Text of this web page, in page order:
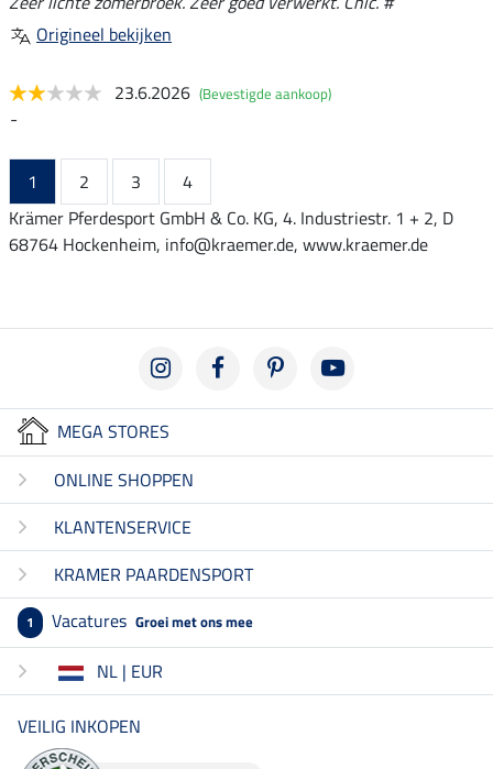
Origineel bekijken
23.6.2026 (Bevestigde aankoop)
-
1 2 3
4
Krämer Pferdesport GmbH & Co. KG, 4. Industriestr. 1 + 2, D
68764 Hockenheim, info@kraemer.de, www.kraemer.de
MEGA STORES
ONLINE SHOPPEN
KLANTENSERVICE
KRAMER PAARDENSPORT
1 Vacatures Groei met ons mee
NL | EUR
VEILIG INKOPEN